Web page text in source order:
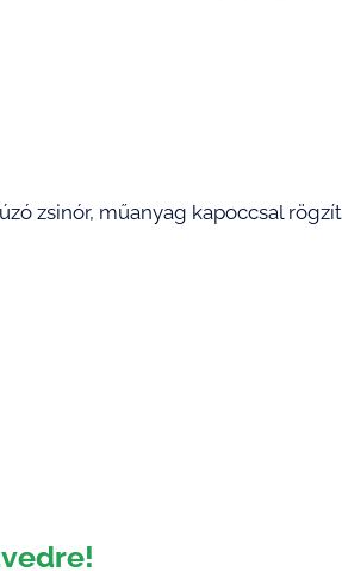
zsinór, műanyag kapoccsal